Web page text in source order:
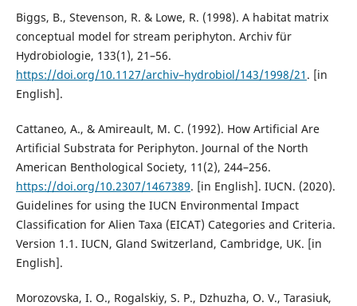
Biggs, B., Stevenson, R. & Lowe, R. (1998). A habitat matrix
conceptual model for stream periphyton. Archiv für
Hydrobiologie, 133(1), 21–56.
https://doi.org/10.1127/archiv–hydrobiol/143/1998/21 . [in
English].
Cattaneo, A., & Amireault, M. C. (1992). How Artificial Are
Artificial Substrata for Periphyton. Journal of the North
American Benthological Society, 11(2), 244–256.
https://doi.org/10.2307/1467389. [in English]. IUCN. (2020).
Guidelines for using the IUCN Environmental Impact
Classification for Alien Taxa (EICAT) Categories and Criteria.
Version 1.1. IUCN, Gland Switzerland, Cambridge, UK. [in
English].
Morozovska, I. O., Rogalskiy, S. P., Dzhuzha, O. V., Tarasiuk,